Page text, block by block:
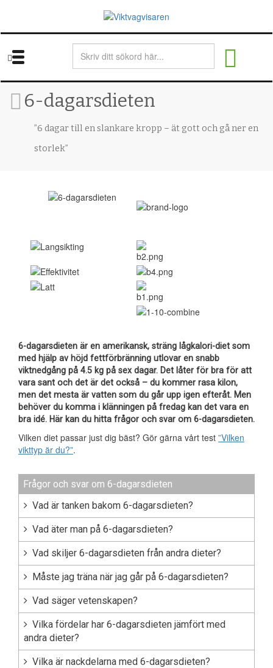
main
6-dagarsdieten
”6 dagar till en slankare kropp – ät gott och gå ner en
storlek”
6-dagarsdieten är en amerikansk, sträng lågkalori-diet som
med hjälp av höjd fettförbränning utlovar en snabb
viktnedgång på 4.5 kg på sex dagar. Det låter för bra för att
vara sant och det är det också – du kommer rasa kilon,
men det mesta är vatten som du går upp igen efteråt. Men
behöver du komma i klänningen på fredag kan det vara en
bra idé. Här kan du hitta frågor och svar om 6-dagarsdieten.
Vilken diet passar just dig bäst? Gör gärna vårt test ”Vilken
vikttyp är du?”.
Frågor och svar om 6-dagarsdieten
Vad är tanken bakom 6-dagarsdieten?
Vad äter man på 6-dagarsdieten?
Vad skiljer 6-dagarsdieten från andra dieter?
Måste jag träna när jag går på 6-dagarsdieten?
Vad säger vetenskapen?
Vilka fördelar har 6-dagarsdieten jämfört med
andra dieter?
Vilka är nackdelarna med 6-dagarsdieten?